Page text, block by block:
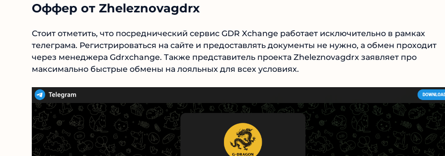
Оффер от Zheleznovagdrx
Стоит отметить, что посреднический сервис GDR Xchange работает исключительно в рамках
телеграма. Регистрироваться на сайте и предоставлять документы не нужно, а обмен проходит
через менеджера Gdrxchange. Также представитель проекта Zheleznovagdrx заявляет про
максимально быстрые обмены на лояльных для всех условиях.
4.9
Рекомендованэкспертами
Tehnoobzor
клиентов.
Читать обзор